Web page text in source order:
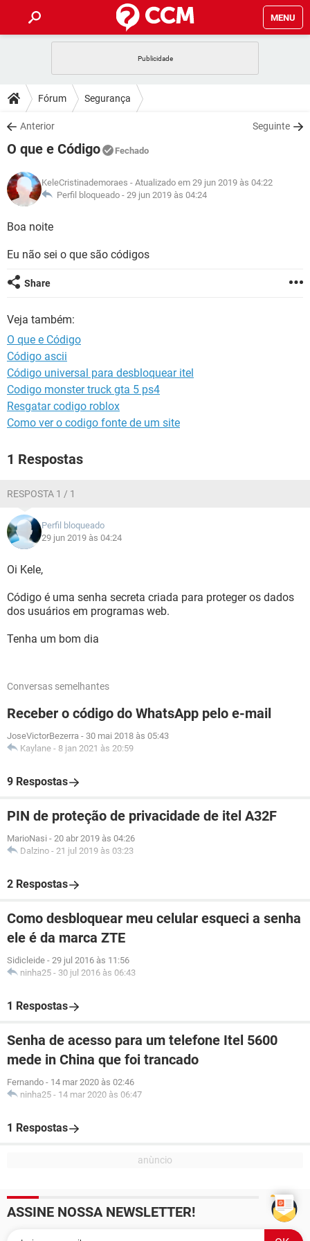
MENU
CELULAR
OUTLOOK
INSTAGRAM
GUIA DE COMPRAS
DICAS
JOGOS
INSTAGRAM GMAIL
GUIA DE COMPRAS
DOWNLOADS
JOGOS
CELULAR
OUTLOOK EXCEL
INSTAGRAM
FÓRUM
JOGOS WHATSAPP
CELULAR
OUTLOOK
INSTAGRAM
GUIA DE COMPRAS
GLOSSÁRIO
INSTAGRAM
GUIA DE COMPRAS
Fórum Segurança
Anterior Seguinte
O que e Código Fechado
KeleCristinademoraes - Atualizado em 29 jun 2019 às 04:22
Perfil bloqueado - 29 jun 2019 às 04:24
Boa noite
Eu não sei o que são códigos
Share
Veja também:
O que e Código
Código ascii
Código universal para desbloquear itel
Codigo monster truck gta 5 ps4
Resgatar codigo roblox
Como ver o codigo fonte de um site
1 Respostas
RESPOSTA 1 / 1
Perfil bloqueado
29 jun 2019 às 04:24
Oi Kele,
Código é uma senha secreta criada para proteger os dados
dos usuários em programas web.
Tenha um bom dia
Conversas semelhantes
Receber o código do WhatsApp pelo e-mail
JoseVictorBezerra - 30 mai 2018 às 05:43
Kaylane - 8 jan 2021 às 20:59
9 Respostas
PIN de proteção de privacidade de itel A32F
MarioNasi - 20 abr 2019 às 04:26
Dalzino - 21 jul 2019 às 03:23
2 Respostas
Como desbloquear meu celular esqueci a senha
ele é da marca ZTE
Sidicleide - 29 jul 2016 às 11:56
ninha25 - 30 jul 2016 às 06:43
1 Respostas
Senha de acesso para um telefone Itel 5600
mede in China que foi trancado
Fernando - 14 mar 2020 às 02:46
ninha25 - 14 mar 2020 às 06:47
1 Respostas
ASSINE NOSSA NEWSLETTER!